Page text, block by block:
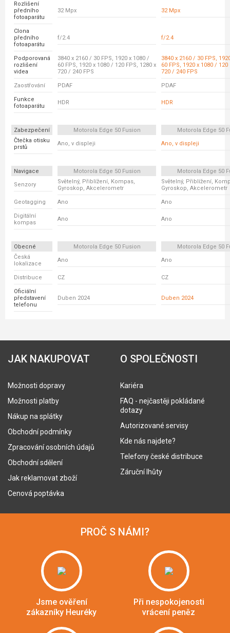
Rozlišení
předního
fotoaparátu
32 Mpx 32 Mpx
Clona
předního
fotoaparátu
f/2.4 f/2.4
Podporovaná
rozlišení
videa
3840 x 2160 / 30 FPS, 1920 x 1080 /
60 FPS, 1920 x 1080 / 120 FPS, 1280 x
720 / 240 FPS
3840 x 2160 / 30 FPS,
60 FPS, 1920 x 1080 / 120
720 / 240 FPS
Zaostřování PDAF PDAF
Funkce
fotoaparátu
HDR HDR
Zabezpečení Motorola Edge 50 Fusion
Motorola Edge 50
Čtečka otisku
prstů
Ano, v displeji Ano, v displeji
Navigace Motorola Edge 50 Fusion
Motorola Edge 50
Senzory
Světelný, Přiblížení, Kompas,
Gyroskop, Akcelerometr
Světelný, Přiblížení,
Gyroskop, Akcelerometr
Geotagging Ano Ano
Digitální
kompas
Ano Ano
Obecné Motorola Edge 50 Fusion
Motorola Edge 50
Česká
lokalizace
Ano Ano
Distribuce CZ CZ
Oficiální
představení
telefonu
Duben 2024 Duben 2024
JAK NAKUPOVAT
Možnosti dopravy
Možnosti platby
Nákup na splátky
Obchodní podmínky
Zpracování osobních údajů
Obchodní sdělení
Jak reklamovat zboží
Cenová poptávka
O SPOLEČNOSTI
Kariéra
FAQ - nejčastěji pokládané
dotazy
Autorizované servisy
Kde nás najdete?
Telefony české distribuce
Záruční lhůty
PROČ S NÁMI?
Jsme ověření
zákazníky Heuréky
Při nespokojenosti
vrácení peněz